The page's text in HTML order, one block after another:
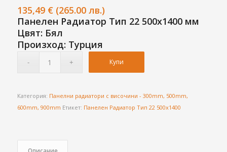
135,49 € (265.00 лв.)
Панелен Радиатор Тип 22 500х1400 мм
Цвят: Бял
Произход: Турция
Купи
Категория: Панелни радиатори с височини - 300mm, 500mm,
600mm, 900mm Етикет: Панелен Радиатор Тип 22 500х1400